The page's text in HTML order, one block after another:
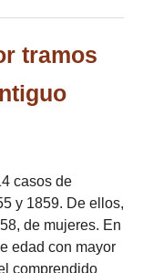
tramos
casos de
y 1859. De ellos,
de mujeres. En
edad con mayor
comprendido